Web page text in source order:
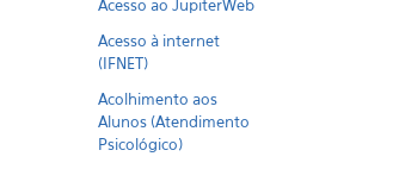
Acesso ao JupiterWeb
Acesso à internet
(IFNET)
Acolhimento aos
Alunos (Atendimento
Psicológico)